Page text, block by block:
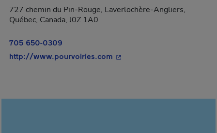
727 chemin du Pin-Rouge, Laverlochère-Angliers,
Québec, Canada, J0Z 1A0
705 650-0309
http://www.pourvoiries.com - Cet hyperlien s'ouvrira